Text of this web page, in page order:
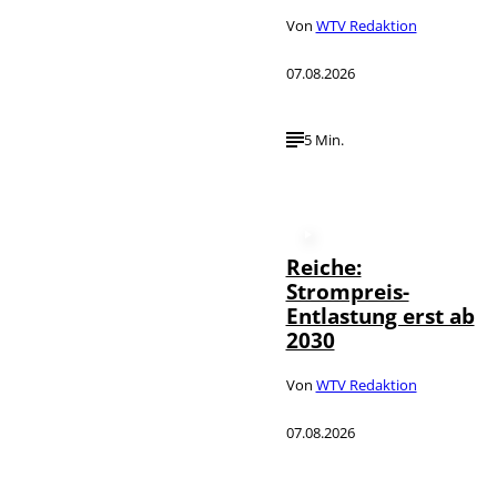
Von WTV Redaktion
07.08.2026
5 Min.
Reiche:
Strompreis-
Entlastung erst ab
2030
Von WTV Redaktion
07.08.2026